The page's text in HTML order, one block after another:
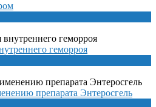
геморроя
препарата Энтеросгель